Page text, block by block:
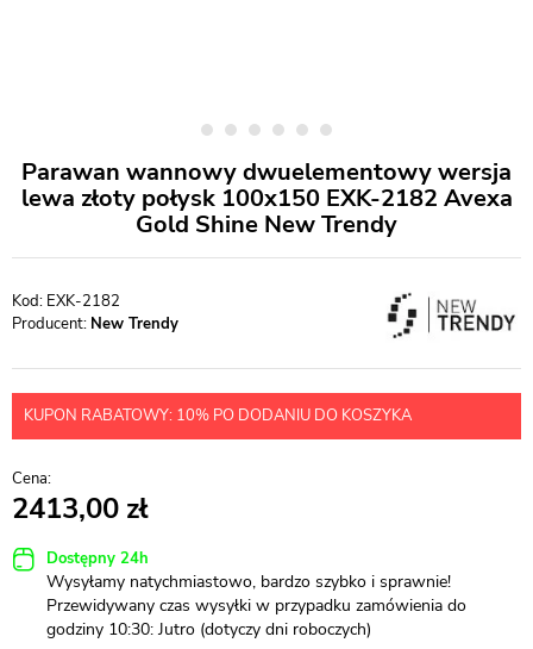
Parawan wannowy dwuelementowy wersja
lewa złoty połysk 100x150 EXK-2182 Avexa
Gold Shine New Trendy
EXK-2182
Producent: New Trendy
KUPON RABATOWY: 10% PO DODANIU DO KOSZYKA
2413,00
Dostępny 24h
Wysyłamy natychmiastowo, bardzo szybko i sprawnie!
Przewidywany czas wysyłki w przypadku zamówienia do
godziny 10:30: Jutro (dotyczy dni roboczych)